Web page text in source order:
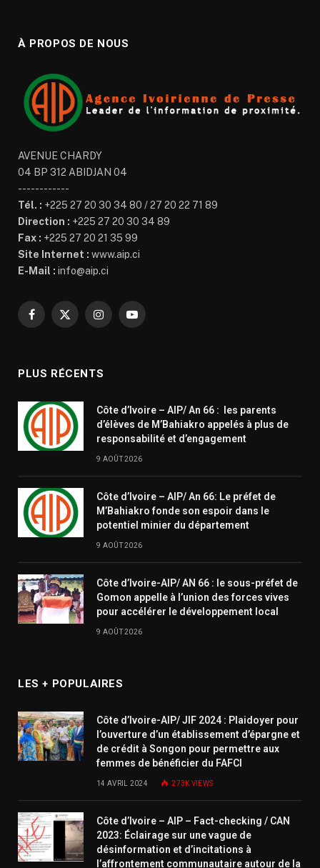
À PROPOS DE NOUS
AVENUE CHARDY
04 BP 312 ABIDJAN 04
------------
Tél. : +225 27 20 30 34 80 / 27 20 22 71 89
Direction : +225 27 20 30 34 89
Fax : +225 27 20 21 35 99
Site Internet : www.aip.ci
E-Mail : info@aip.ci
Facebook
X
InstagramYouTube
PLUS RÉCENTS
Côte d’Ivoire – AIP/ An 66 : les parents
d’élèves de M’Bahiakro appelés à plus de
responsabilité et d’engagement
9 AOÛT 2026
Côte d’Ivoire – AIP/ An 66: Le préfet de
M’Bahiakro fonde son espoir dans le
potentiel minier du département
9 AOÛT 2026
Côte d’Ivoire-AIP/ AN 66 : le sous-préfet de
Gomon appelle à l’union des forces vives
pour accélérer le développement local
9 AOÛT 2026
LES + POPULAIRES
Côte d’Ivoire-AIP/ JIF 2024 : Plaidoyer pour
l’ouverture d’un établissement d’épargne et
de crédit à Songon pour permettre aux
femmes de bénéficier du FAFCI
14 AVRIL 2024 273KVIEWS
Côte d’Ivoire – AIP – Fact-checking / CAN
2023: Éclairage sur une vague de
désinformation et d’incitations à
l’affrontement communautaire autour de la